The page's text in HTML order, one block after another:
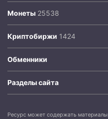
Монеты
Криптобиржи
Обменники
Разделы сайта
Ресурс может содержать материалы